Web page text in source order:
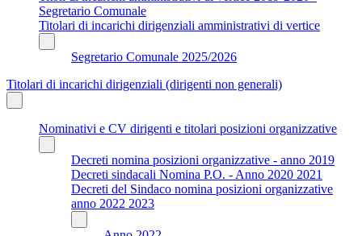
Segretario Comunale
Titolari di incarichi dirigenziali amministrativi di vertice
Segretario Comunale 2025/2026
Titolari di incarichi dirigenziali (dirigenti non generali)
Nominativi e CV dirigenti e titolari posizioni organizzative
Decreti nomina posizioni organizzative - anno 2019
Decreti sindacali Nomina P.O. - Anno 2020 2021
Decreti del Sindaco nomina posizioni organizzative
anno 2022 2023